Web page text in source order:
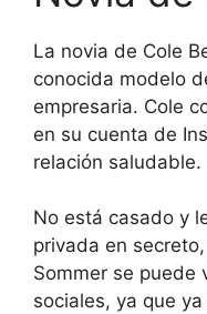
La novia de Cole
conocida modelo
empresaria. Cole
en su cuenta de
relación saludable.
No está casado y
privada en
Sommer se puede
sociales, ya que